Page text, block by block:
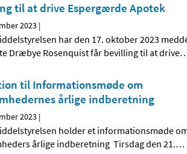
til at drive Espergærde Apotek
2023 |
har den 17. oktober 2023
Dræbye Rosenquist får bevilling til at drive
til Informationsmøde om
årlige indberetning
2023 |
holder et informationsmøde
årlige indberetning Tirsdag den 21.…